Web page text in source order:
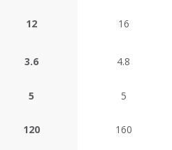
12 16
3.6 4.8
5 5
120 160